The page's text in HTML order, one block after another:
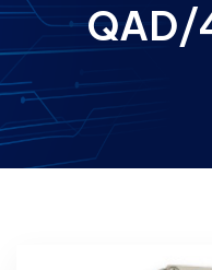
QAD/